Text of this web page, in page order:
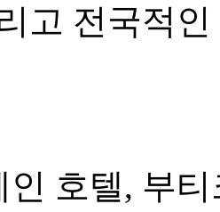
고 전국적
인 호텔, 부